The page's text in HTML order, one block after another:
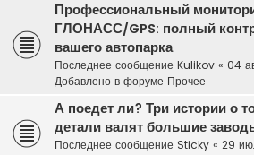
Профессиональный
ГЛОНАСС/GPS: полный
вашего автопарка
Последнее сообщение Kulikov « 04
Добавлено в форуме Прочее
А поедет ли? Три истории о
детали валят большие
Последнее сообщение Sticky « 29